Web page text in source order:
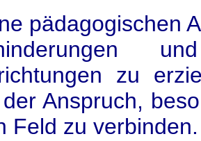
pädagogischen
zu
Anspruch,
Feld zu verbinden.